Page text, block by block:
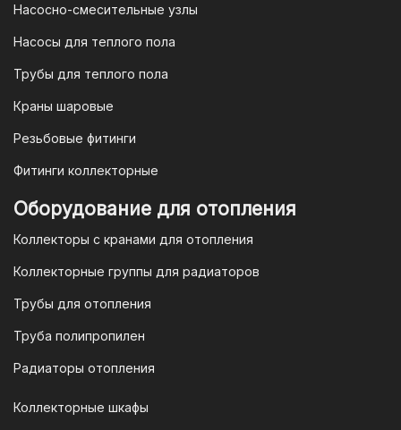
юридических лиц
Для наших корпоративных клиентов
мы предлагаем безналичную оплату по
выставим вам счет, который можно
оплатить в течение 3 рабочих дней.
организаций и ИП необходимо
связаться с оптовым отделом
электронную почту
opt@mail.ru
Гарантия и условия гарантии
Насосно-смесительные узлы
Насосы для теплого пола
Трубы для теплого пола
Краны шаровые
Резьбовые фитинги
Фитинги коллекторные
Оборудование для отопления
Коллекторы с кранами для отопления
Коллекторные группы для радиаторов
Трубы для отопления
Труба полипропилен
Радиаторы отопления
Коллекторные шкафы